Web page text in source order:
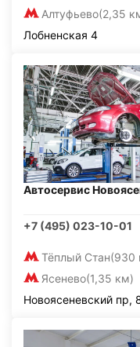
Алтуфьево(2,35
Лобненская 4
Автосервис
+7 (495) 023-10-01
Тёплый Стан(930
Ясенево(1,35 км)
Новоясеневский пр,